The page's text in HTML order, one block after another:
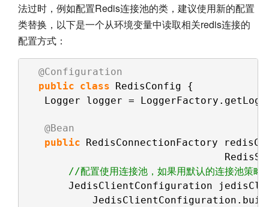
法过时，例如配置Redis连接池的类，建议使用新的配置
类替换，以下是一个从环境变量中读取相关redis连接的
配置方式：
@Configuration
public class RedisConfig {
Logger logger =
@Bean
public RedisConnectionFactory
//配置使用连接池，如果用默认的连接池
JedisClientConfiguration